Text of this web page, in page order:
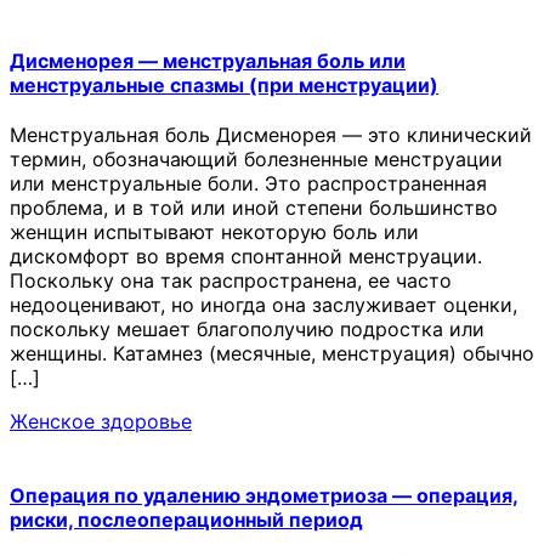
Дисменорея — менструальная боль или
менструальные спазмы (при менструации)
Менструальная боль Дисменорея — это клинический
термин, обозначающий болезненные менструации
или менструальные боли. Это распространенная
проблема, и в той или иной степени большинство
женщин испытывают некоторую боль или
дискомфорт во время спонтанной менструации.
Поскольку она так распространена, ее часто
недооценивают, но иногда она заслуживает оценки,
поскольку мешает благополучию подростка или
женщины. Катамнез (месячные, менструация) обычно
[…]
Женское здоровье
Операция по удалению эндометриоза — операция,
риски, послеоперационный период